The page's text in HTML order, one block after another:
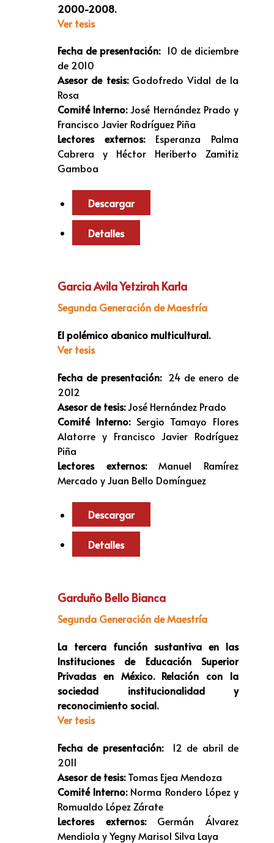
2000-2008.
Ver tesis
Fecha de presentación: 10 de diciembre
de 2010
Asesor de tesis: Godofredo Vidal de la
Rosa
Comité Interno:José Hernández Prado y
Francisco Javier Rodríguez Piña
Lectores externos: Esperanza Palma
Cabrera y Héctor Heriberto Zamitiz
Gamboa
Descargar
Detalles
Garcia Avila Yetzirah Karla
Segunda Generación de Maestría
El polémico abanico multicultural.
Ver tesis
Fecha de presentación: 24 de enero de
2012
Asesor de tesis:José Hernández Prado
Comité Interno: Sergio Tamayo Flores
Alatorre y Francisco Javier Rodríguez
Piña
Lectores externos:Manuel Ramírez
Mercado y Juan Bello Domínguez
Descargar
Detalles
Garduño Bello Bianca
Segunda Generación de Maestría
La tercera función sustantiva en las
Instituciones de Educación Superior
Privadas en México. Relación con la
sociedad institucionalidad y
reconocimiento social.
Ver tesis
Fecha de presentación:
12 de abril de
2011
Asesor de tesis:Tomas Ejea Mendoza
Comité Interno: Norma Rondero López y
Romualdo López Zárate
Lectores externos: Germán Álvarez
Mendiola y Yegny Marisol Silva Laya